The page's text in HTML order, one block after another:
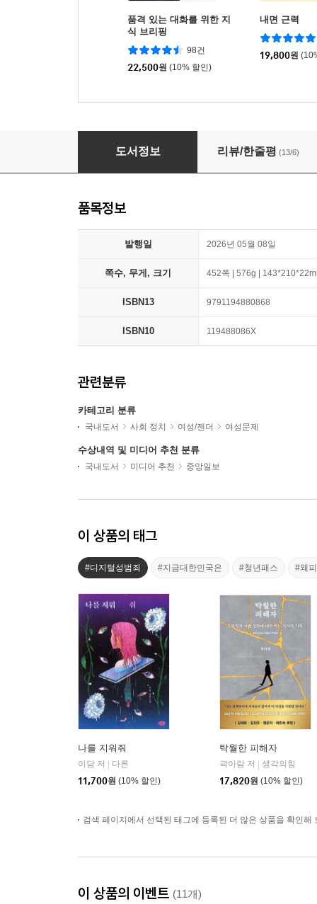
품격 있는 대화를 위한 지
식 브리핑
98건
22,500원 (10% 할인)
내면 근력
19,800원
탁월한 피해자
도서정보 리뷰/한줄평 (13/6)
품목정보
발행일 2026년 05월 08일
쪽수, 무게, 크기 452쪽 | 576g |
ISBN13 9791194880868
ISBN10 119488086X
관련분류
카테고리 분류
국내도서 사회 정치 여성/젠더 여성문제
수상내역 및 미디어 추천 분류
국내도서 미디어 추천 중앙일보
이 상품의 태그
#디지털성범죄 #지금대한민국은 #청년패스 #왜
나를 지워줘
이담 저
다른
11,700원 (10% 할인)
탁월한 피해자
곽아람 저
생각의힘
17,820원 (10% 할인)
검색 페이지에서 선택된 태그에 등록된 더 많은 상품을 확인해
이 상품의 이벤트 (11개)